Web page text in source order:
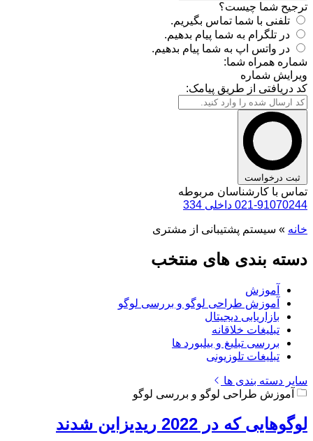
ترجیح شما چیست؟
تلفنی با شما تماس بگیریم.
در تلگرام به شما پیام بدهیم.
در واتس اپ به شما پیام بدهیم.
شماره همراه شما:
ویرایش شماره
کد دریافتی از طریق پیامک:
ثبت درخواست
تماس با کارشناسان مربوطه
021-91070244 داخلی 334
خانه » سیستم پشتیبانی از مشتری
دسته بندی های منتخب
آموزش
آموزش طراحی لوگو و بررسی لوگو
بازاریابی دیجیتال
تبلیغات خلاقانه
بررسی تبلیغ و بیلبورد ها
تبلیغات تلوزیونی
سایر دسته بندی ها
آموزش طراحی لوگو و بررسی لوگو
لوگوهایی که در 2022 ریدیزاین شدند